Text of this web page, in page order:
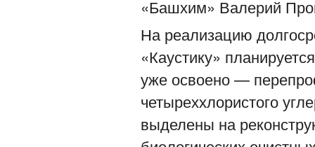
«Башхим» Валерий
На реализацию
«Каустику»
уже освоено —
четыреххлористого
выделены на